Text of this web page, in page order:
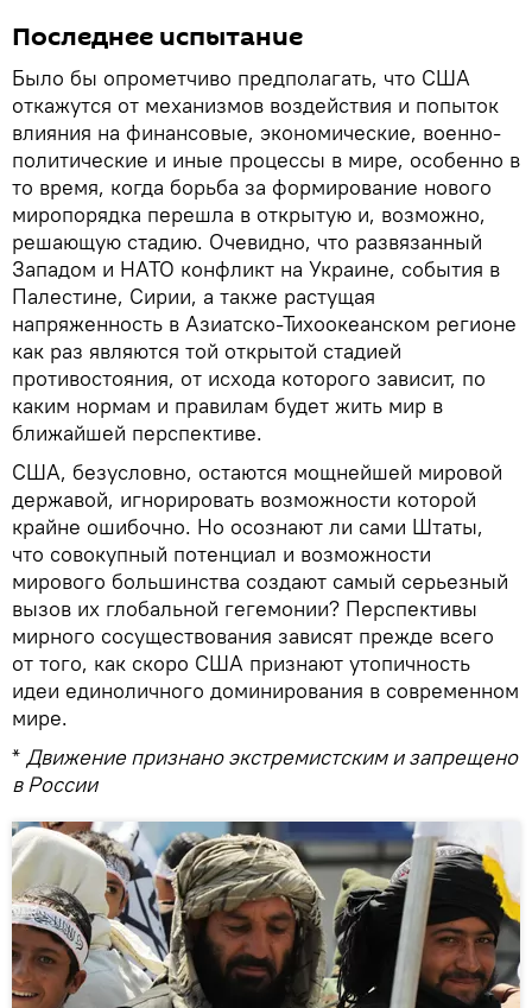
Последнее испытание
Было бы опрометчиво предполагать, что США
откажутся от механизмов воздействия и попыток
влияния на финансовые, экономические, военно-
политические и иные процессы в мире, особенно в
то время, когда борьба за формирование нового
миропорядка перешла в открытую и, возможно,
решающую стадию. Очевидно, что развязанный
Западом и НАТО конфликт на Украине, события в
Палестине, Сирии, а также растущая
напряженность в Азиатско-Тихоокеанском регионе
как раз являются той открытой стадией
противостояния, от исхода которого зависит, по
каким нормам и правилам будет жить мир в
ближайшей перспективе.
США, безусловно, остаются мощнейшей мировой
державой, игнорировать возможности которой
крайне ошибочно. Но осознают ли сами Штаты,
что совокупный потенциал и возможности
мирового большинства создают самый серьезный
вызов их глобальной гегемонии? Перспективы
мирного сосуществования зависят прежде всего
от того, как скоро США признают утопичность
идеи единоличного доминирования в современном
мире.
* Движение признано экстремистским и запрещено
в России